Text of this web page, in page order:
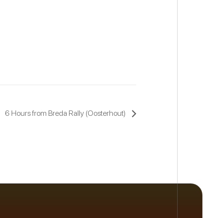
6 Hours from Breda Rally (Oosterhout)